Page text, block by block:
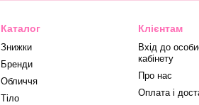
Каталог
Знижки
Бренди
Обличчя
Тіло
Клієнтам
Вхід до
кабінету
Про нас
Оплата і